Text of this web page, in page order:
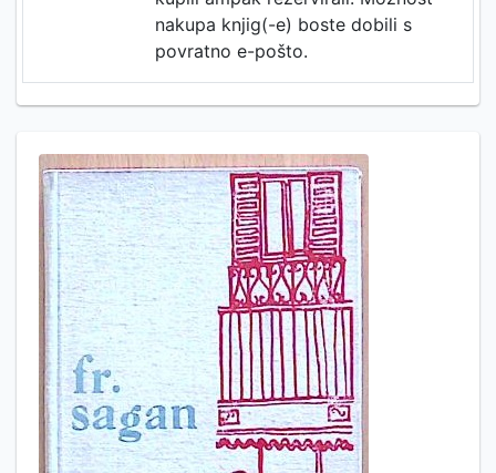
nakupa knjig(-e) boste dobili s
povratno e-pošto.